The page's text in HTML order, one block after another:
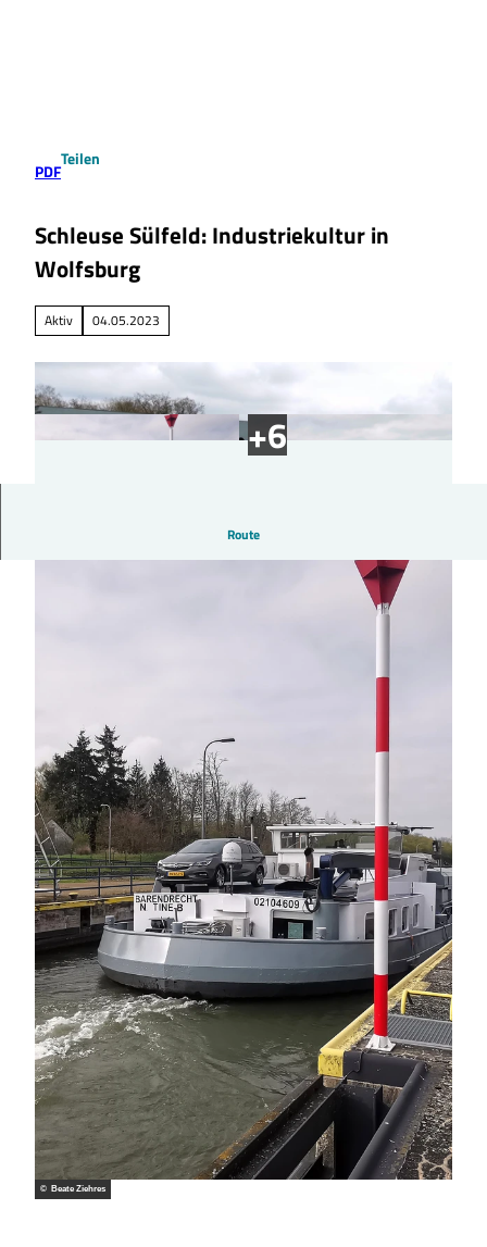
PDF
Teilen
Schleuse Sülfeld: Industriekultur in
Wolfsburg
Aktiv 04.05.2023
CC-BY-ND
Route
© Beate Ziehres